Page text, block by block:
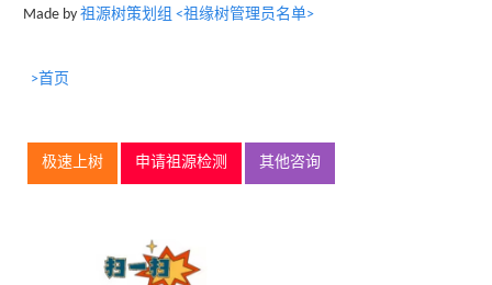
Made by 祖源树策划组 <祖缘树管理员名单>
>首页
极速上树 申请祖源检测 其他咨询